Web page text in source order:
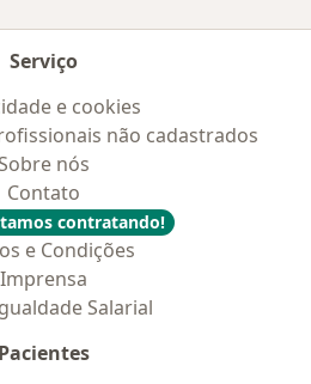
Serviço
e cookies
não cadastrados
nós
Contato
contratando!
e Condições
Imprensa
Salarial
Pacientes